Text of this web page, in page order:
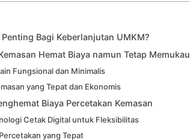
Bagi Keberlanjutan UMKM?
Hemat Biaya namun Tetap Memukau
Fungsional dan Minimalis
yang Tepat dan Ekonomis
Biaya Percetakan Kemasan
Cetak Digital untuk Fleksibilitas
yang Tepat